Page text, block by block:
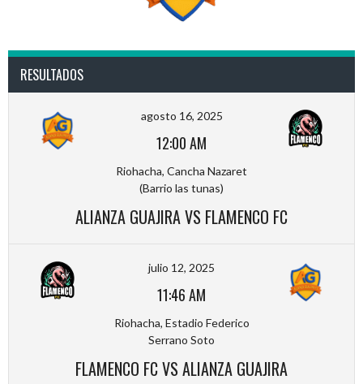
RESULTADOS
agosto 16, 2025
12:00 AM
Riohacha, Cancha Nazaret
(Barrio las tunas)
ALIANZA GUAJIRA VS FLAMENCO FC
julio 12, 2025
11:46 AM
Riohacha, Estadio Federico
Serrano Soto
FLAMENCO FC VS ALIANZA GUAJIRA